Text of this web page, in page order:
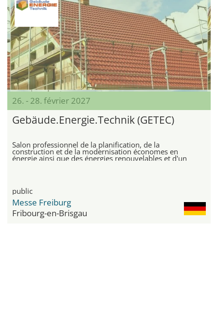
26. - 28. février 2027
Gebäude.Energie.Technik (GETEC)
Salon professionnel de la planification, de la
construction et de la modernisation économes en
énergie ainsi que des énergies renouvelables et d'un
public
Messe Freiburg
Fribourg-en-Brisgau